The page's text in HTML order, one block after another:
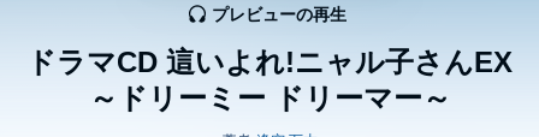
ドラマCD 這いよれ!ニャル子さんEX
～ドリーミー ドリーマー～
プレビューの再生